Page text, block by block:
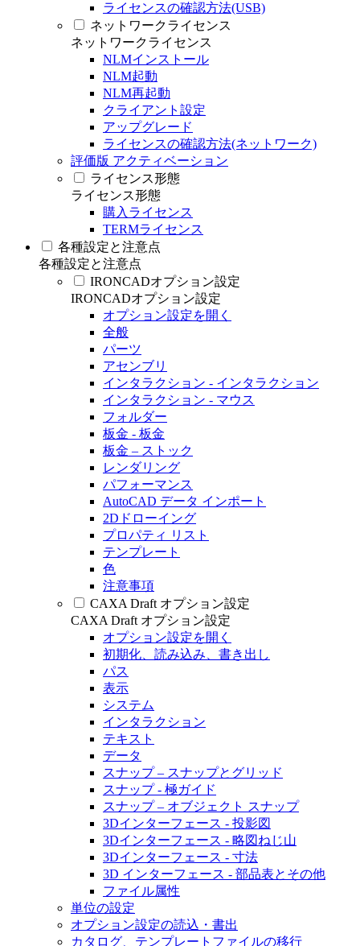
ライセンスの確認方法(USB)
ネットワークライセンス
ネットワークライセンス
NLMインストール
NLM起動
NLM再起動
クライアント設定
アップグレード
ライセンスの確認方法(ネットワーク)
評価版 アクティベーション
ライセンス形態
ライセンス形態
購入ライセンス
TERMライセンス
各種設定と注意点
各種設定と注意点
IRONCADオプション設定
IRONCADオプション設定
オプション設定を開く
全般
パーツ
アセンブリ
インタラクション - インタラクション
インタラクション - マウス
フォルダー
板金 - 板金
板金 – ストック
レンダリング
パフォーマンス
AutoCAD データ インポート
2Dドローイング
プロパティ リスト
テンプレート
色
注意事項
CAXA Draft オプション設定
CAXA Draft オプション設定
オプション設定を開く
初期化、読み込み、書き出し
パス
表示
システム
インタラクション
テキスト
データ
スナップ – スナップとグリッド
スナップ - 極ガイド
スナップ – オブジェクト スナップ
3Dインターフェース - 投影図
3Dインターフェース - 略図ねじ山
3Dインターフェース - 寸法
3D インターフェース - 部品表とその他
ファイル属性
単位の設定
オプション設定の読込・書出
カタログ、テンプレートファイルの移行